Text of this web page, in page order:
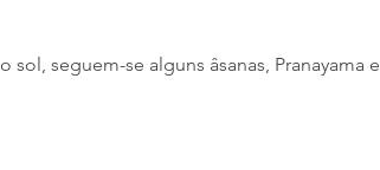
seguem-se alguns âsanas, Pranayama e